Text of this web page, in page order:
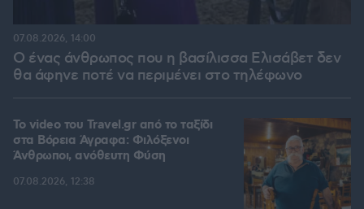
Ο ένας άνθρωπος που η βασίλισσα Ελισάβετ δεν
θα άφηνε ποτέ να περιμένει στο τηλέφωνο
07.08.2026, 14:00
To video του Travel.gr από το ταξίδι
στα Βόρεια Άγραφα: Φιλόξενοι
Άνθρωποι, ανόθευτη Φύση
07.08.2026, 12:38